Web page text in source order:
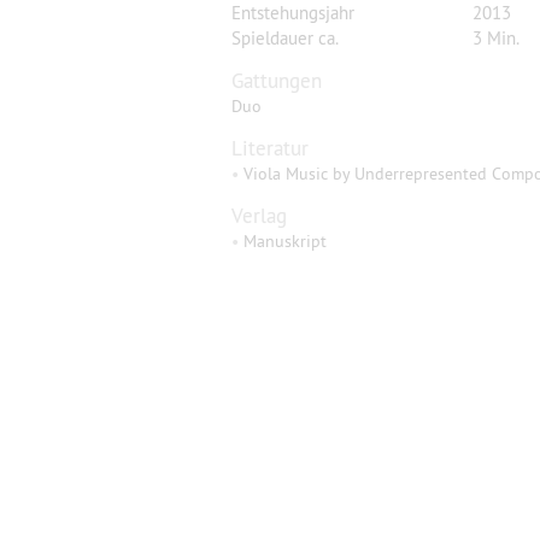
Entstehungsjahr
2013
Spieldauer ca.
3 Min.
Gattungen
Duo
Literatur
• Viola Music by Underrepresented
Verlag
• Manuskript